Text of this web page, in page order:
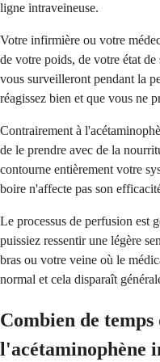
ligne intraveineuse.
Votre infirmière ou votre
de votre poids, de votre état
vous surveilleront pendant la
réagissez bien et que vous ne
Contrairement à
de le prendre avec de la
contourne entièrement votre
boire n'affecte pas son
Le processus de perfusion est
puissiez ressentir une légère
bras ou votre veine où le
normal et cela disparaît
Combien de
l'acétaminophène